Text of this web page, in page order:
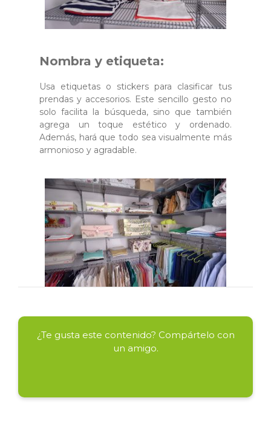
Nombra y etiqueta:
Usa etiquetas o stickers para clasificar tus
prendas y accesorios. Este sencillo gesto no
solo facilita la búsqueda, sino que también
agrega un toque estético y ordenado.
Además, hará que todo sea visualmente más
armonioso y agradable.
¿Te gusta este contenido? Compártelo con
un amigo.